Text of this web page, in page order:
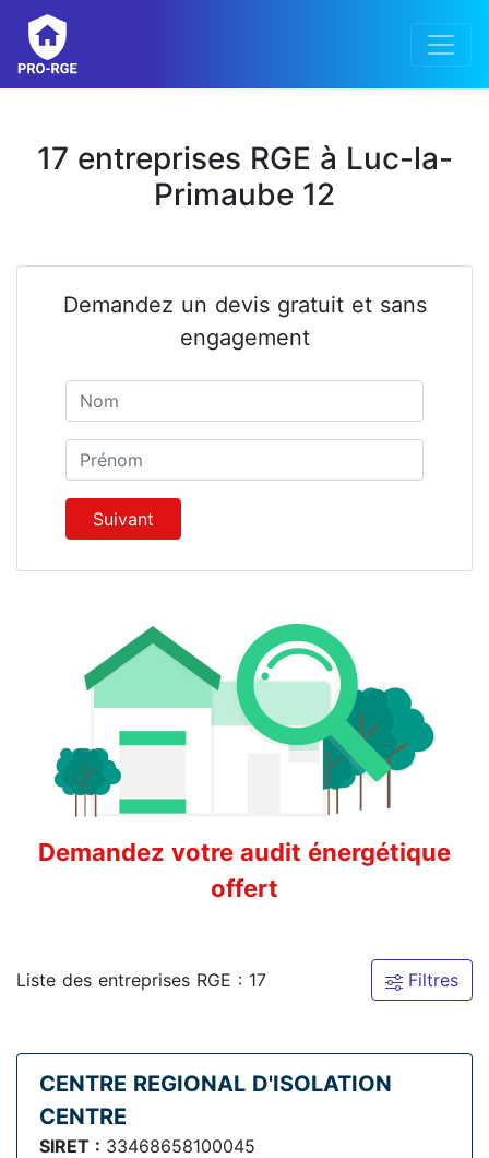
17 entreprises RGE à Luc-la-
Primaube 12
Demandez un devis gratuit et sans
engagement
Prénom
Suivant
Demandez votre audit énergétique
offert
Liste des entreprises RGE : 17 Filtres
CENTRE REGIONAL D'ISOLATION
CENTRE
SIRET : 33468658100045